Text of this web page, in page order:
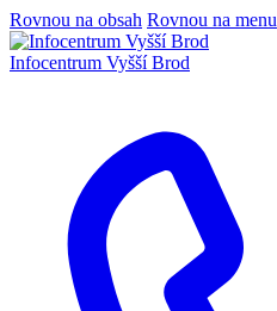
Rovnou na obsah Rovnou na menu
Infocentrum Vyšší Brod